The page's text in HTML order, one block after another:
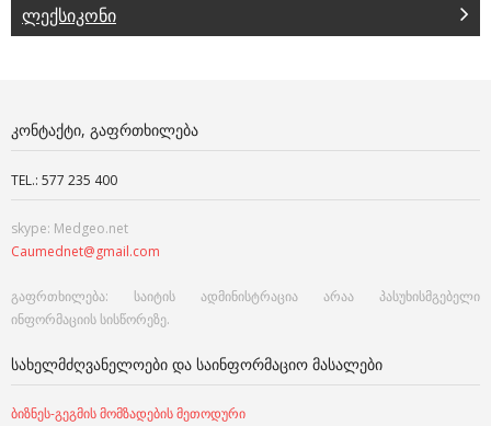
ლექსიკონი
ᲙᲝᲜᲢᲐᲥᲢᲘ, ᲒᲐᲤᲠᲗᲮᲘᲚᲔᲑᲐ
TEL.: 577 235 400
skype: Medgeo.net
Caumednet@gmail.com
გაფრთხილება: საიტის ადმინისტრაცია არაა პასუხისმგებელი
ინფორმაციის სისწორეზე.
ᲡᲐᲮᲔᲚᲛᲫᲦᲕᲐᲜᲔᲚᲝᲔᲑᲘ ᲓᲐ ᲡᲐᲘᲜᲤᲝᲠᲛᲐᲪᲘᲝ ᲛᲐᲡᲐᲚᲔᲑᲘ
ბიზნეს-გეგმის მომზადების მეთოდური